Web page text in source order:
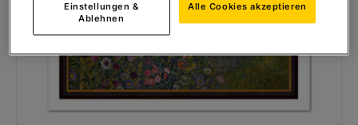
Einstellungen &
Ablehnen
Alle Cookies akzeptieren